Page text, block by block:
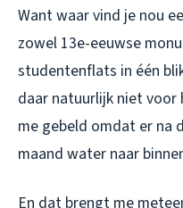
Want waar vind je nou
zowel 13e-eeuwse
studentenflats in één
daar natuurlijk niet voor
me gebeld omdat er na
maand water naar
En dat brengt me